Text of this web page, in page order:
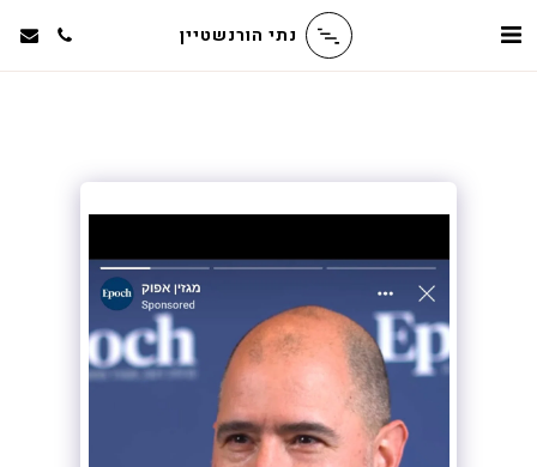
נתי הורנשטיין